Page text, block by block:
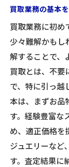
買取
親切
お客
不安
納得
買取
引っ越し
キリ整理
引っ
大掃
買取業務の基本
買取業務に初め
少々難解かもし
解することで、
買取とは、不要
で、特に引っ越
本は、まずお品
す。経験豊富な
め、適正価格を
ジュエリーなど
す。査定結果に